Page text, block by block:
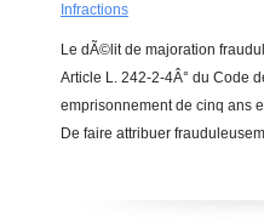
Infractions
Le dÃ©lit de majoration
Article L. 242-2-4Â° du Code
emprisonnement de cinq ans
De faire attribuer